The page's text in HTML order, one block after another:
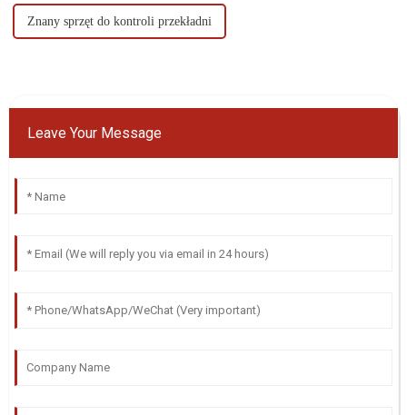
Znany sprzęt do kontroli przekładni
Leave Your Message